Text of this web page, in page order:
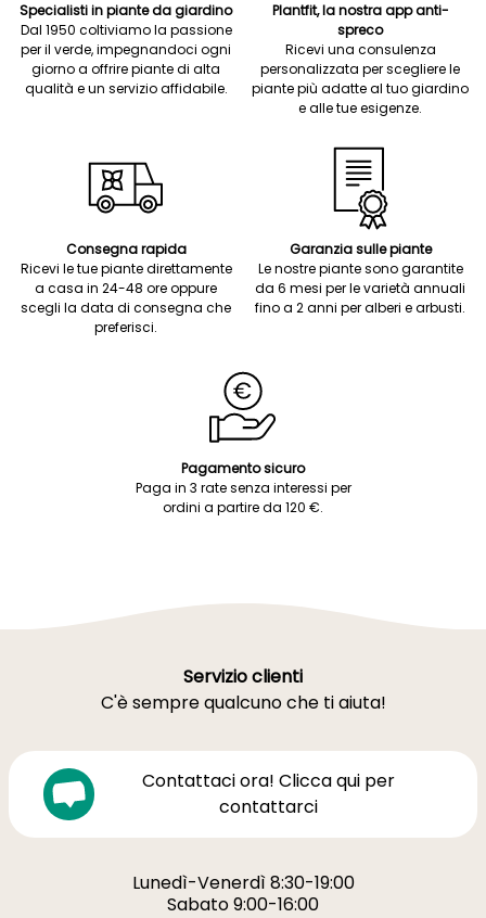
Specialisti in piante da giardino
Dal 1950 coltiviamo la passione
per il verde, impegnandoci ogni
giorno a offrire piante di alta
qualità e un servizio affidabile.
Plantfit, la nostra app anti-
spreco
Ricevi una consulenza
personalizzata per scegliere le
piante più adatte al tuo giardino
e alle tue esigenze.
Consegna rapida
Ricevi le tue piante direttamente
a casa in 24-48 ore oppure
scegli la data di consegna che
preferisci.
Garanzia sulle piante
Le nostre piante sono garantite
da 6 mesi per le varietà annuali
fino a 2 anni per alberi e arbusti.
Pagamento sicuro
Paga in 3 rate senza interessi per
ordini a partire da 120 €.
Servizio clienti
C'è sempre qualcuno che ti aiuta!
Contattaci ora! Clicca qui per
contattarci
Lunedì-Venerdì 8:30-19:00
Sabato 9:00-16:00